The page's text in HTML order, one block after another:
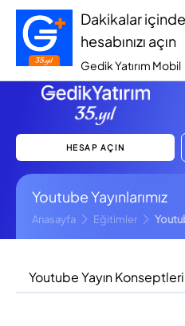
Dakikalar içinde
hesabınızı açın
Gedik Yatırım Mobil
HESAP AÇIN
Youtube Yayınlarımız
Anasayfa Eğitimler
Youtube Yayın